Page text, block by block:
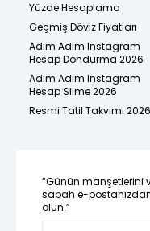
Yüzde Hesaplama
Geçmiş Döviz Fiyatları
Adım Adım Instagram
Hesap Dondurma 2026
Adım Adım Instagram
Hesap Silme 2026
Resmi Tatil Takvimi 2026
“Günün manşetlerini
sabah e-
olun.”